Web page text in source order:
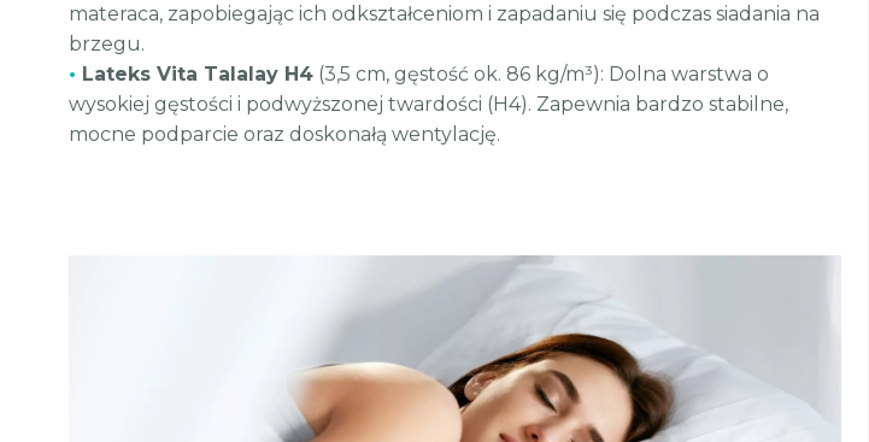
materaca, zapobiegając ich odkształceniom i zapadaniu się podczas siadania na
brzegu.
• Lateks Vita Talalay H4 (3,5 cm, gęstość ok. 86 kg/m³): Dolna warstwa o
wysokiej gęstości i podwyższonej twardości (H4). Zapewnia bardzo stabilne,
mocne podparcie oraz doskonałą wentylację.